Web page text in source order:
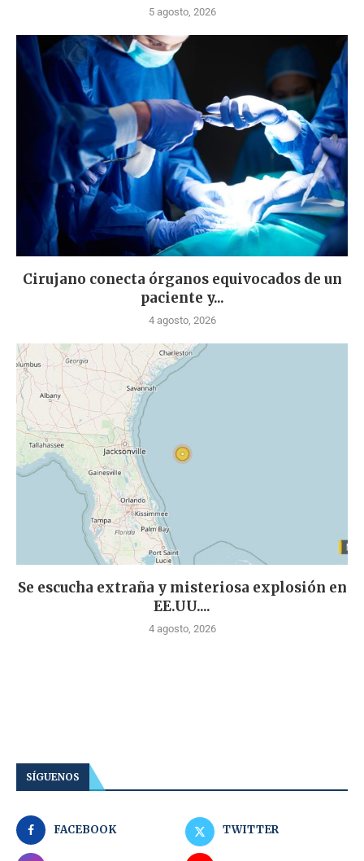
5 agosto, 2026
Cirujano conecta órganos equivocados de un
paciente y...
4 agosto, 2026
Se escucha extraña y misteriosa explosión en
EE.UU....
4 agosto, 2026
SÍGUENOS
FACEBOOK TWITTER